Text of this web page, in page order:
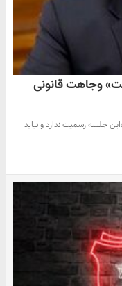
وجاهت قانونی
جلسه رسمیت ندارد و نباید